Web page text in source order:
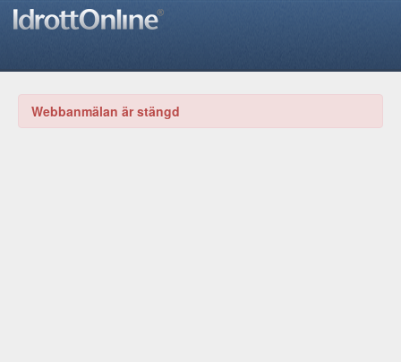
Webbanmälan är stängd